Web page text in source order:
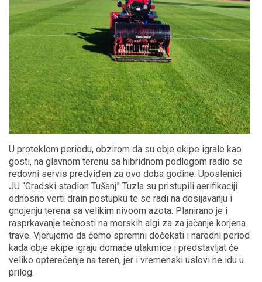
U proteklom periodu, obzirom da su obje ekipe igrale kao
gosti, na glavnom terenu sa hibridnom podlogom radio se
redovni servis predviđen za ovo doba godine. Uposlenici
JU “Gradski stadion Tušanj” Tuzla su pristupili aerifikaciji
odnosno verti drain postupku te se radi na dosijavanju i
gnojenju terena sa velikim nivoom azota. Planirano je i
rasprkavanje tečnosti na morskih algi za za jačanje korjena
trave. Vjerujemo da ćemo spremni dočekati i naredni period
kada obje ekipe igraju domaće utakmice i predstavljat će
veliko opterećenje na teren, jer i vremenski uslovi ne idu u
prilog.